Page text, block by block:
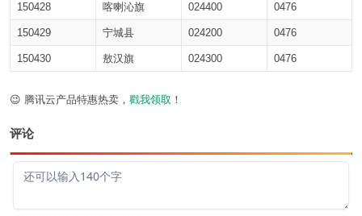
150428 喀喇沁旗 024400 0476
150429 宁城县 024200 0476
150430 敖汉旗 024300 0476
😉 腾讯云产品特惠热卖， 戳我领取 ！
评论